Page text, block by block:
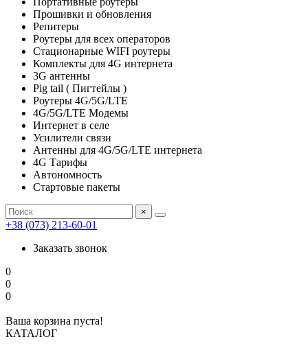
Прошивки и обновления
Репитеры
Роутеры для всех операторов
Стационарные WIFI роутеры
Комплекты для 4G интернета
3G антенны
Pig tail ( Пигтейлы )
Роутеры 4G/5G/LTE
4G/5G/LTE Модемы
Интернет в селе
Усилители связи
Антенны для 4G/5G/LTE интернета
4G Тарифы
Автономность
Стартовые пакеты
×
+38 (073) 213-60-01
Заказать звонок
0
0
0
Ваша корзина пуста!
КАТАЛОГ